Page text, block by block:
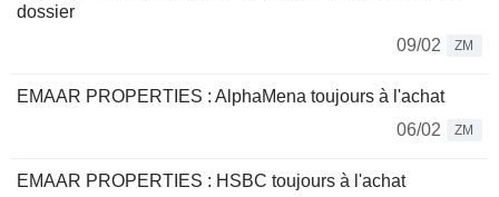
dossier
09/02
ZM
EMAAR PROPERTIES : AlphaMena toujours à l'achat
06/02
ZM
EMAAR PROPERTIES : HSBC toujours à l'achat